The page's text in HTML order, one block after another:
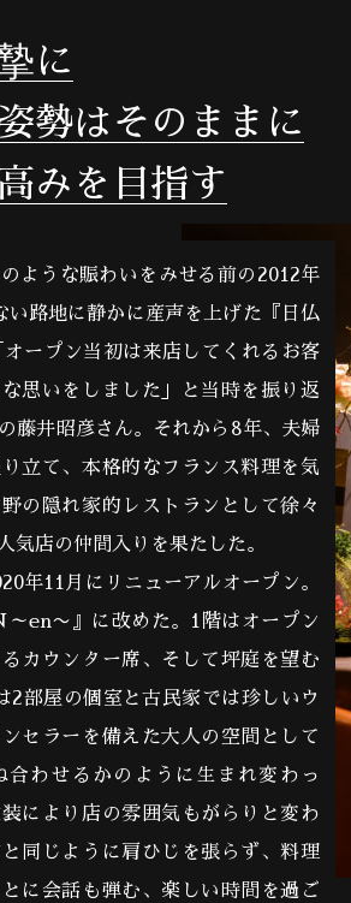
に
勢はそのままに
みを目指す
ような賑わいをみせる前の2012年
い路地に静かに産声を上げた『日仏
ープン当初は来店してくれるお客
思いをしました」と当時を振り返
藤井昭彦さん。それから8年、夫婦
立て、本格的なフランス料理を気
の隠れ家的レストランとして徐々
気店の仲間入りを果たした。
年11月にリニューアルオープン。
en〜』に改めた。1階はオープン
カウンター席、そして坪庭を望む
2部屋の個室と古民家では珍しいウ
セラーを備えた大人の空間として
合わせるかのように生まれ変わっ
により店の雰囲気もがらりと変わ
同じように肩ひじを張らず、料理
に会話も弾む、楽しい時間を過ご